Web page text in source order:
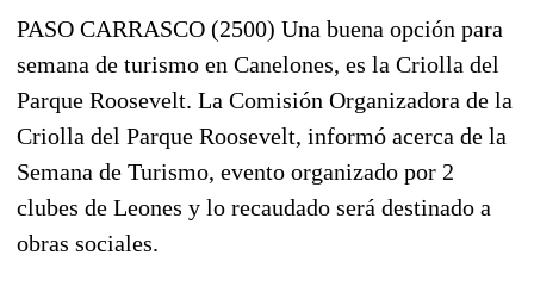
PASO CARRASCO (2500) Una buena opción para
semana de turismo en Canelones, es la Criolla del
Parque Roosevelt. La Comisión Organizadora de la
Criolla del Parque Roosevelt, informó acerca de la
Semana de Turismo, evento organizado por 2
clubes de Leones y lo recaudado será destinado a
obras sociales.